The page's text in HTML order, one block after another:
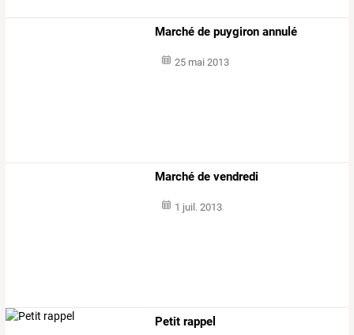
Marché de puygiron annulé
25 mai 2013
Marché de vendredi
1 juil. 2013
Petit rappel